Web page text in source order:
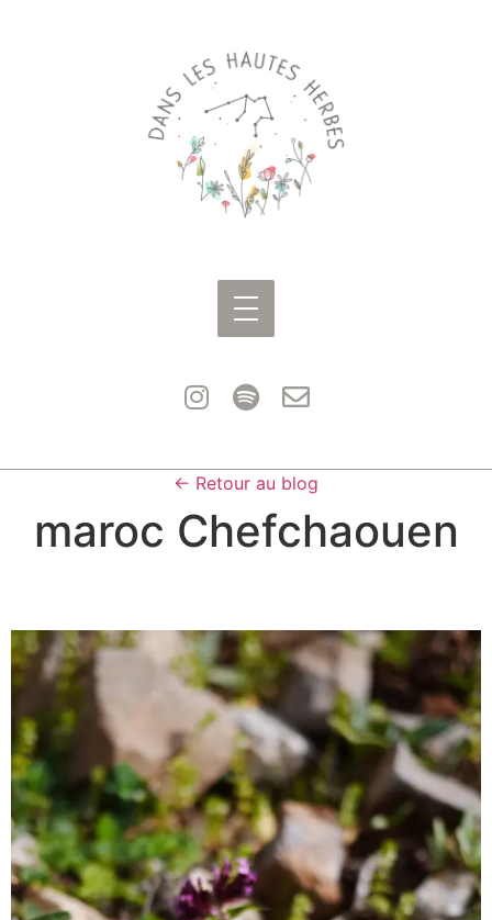
← Retour au blog
maroc Chefchaouen